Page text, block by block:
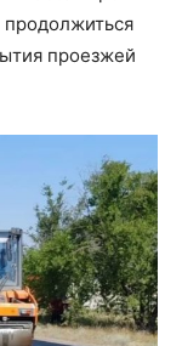
проезжей